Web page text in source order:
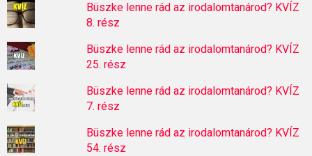
Büszke lenne rád az irodalomtanárod? KVÍZ
8. rész
Büszke lenne rád az irodalomtanárod? KVÍZ
25. rész
Büszke lenne rád az irodalomtanárod? KVÍZ
7. rész
Büszke lenne rád az irodalomtanárod? KVÍZ
54. rész